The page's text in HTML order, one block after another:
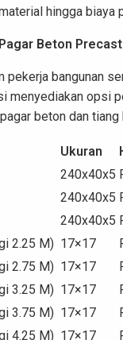
hingga biaya
Beton
bangunan
menyediakan opsi
beton dan tiang
Ukuran
240x40x5
240x40x5
240x40x5
2.25 M) 17×17
2.75 M) 17×17
3.25 M) 17×17
3.75 M) 17×17
4.25 M) 17×17